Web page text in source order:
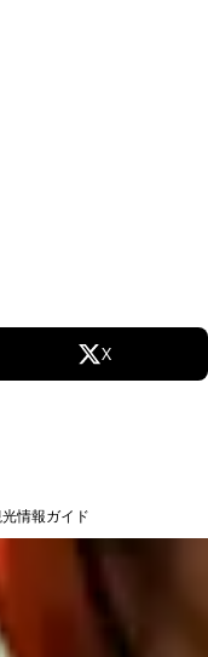
X
情報ガイド